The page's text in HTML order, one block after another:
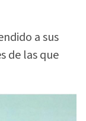
a sus
de las que